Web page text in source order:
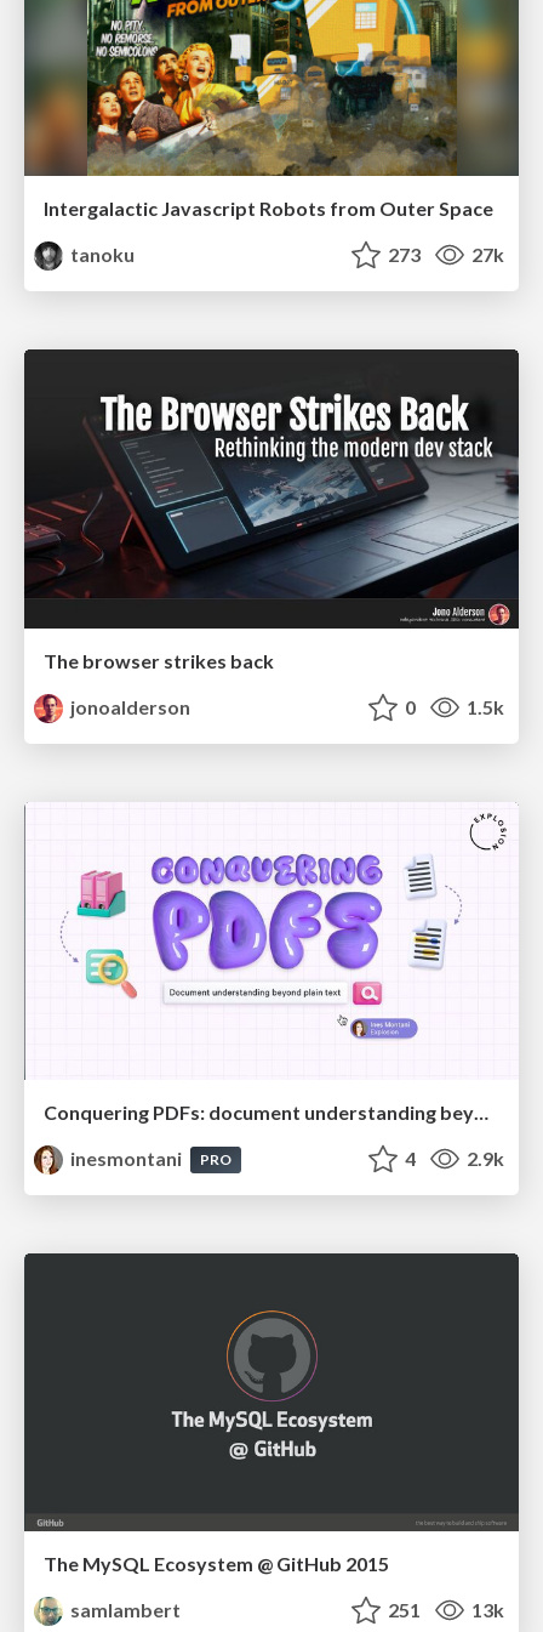
Intergalactic Javascript Robots from Outer Space
tanoku
273 27k
The browser strikes back
jonoalderson
0 1.5k
Conquering PDFs: document understanding beyond plain text
inesmontani
PRO 4 2.9k
The MySQL Ecosystem @ GitHub 2015
samlambert
251 13k